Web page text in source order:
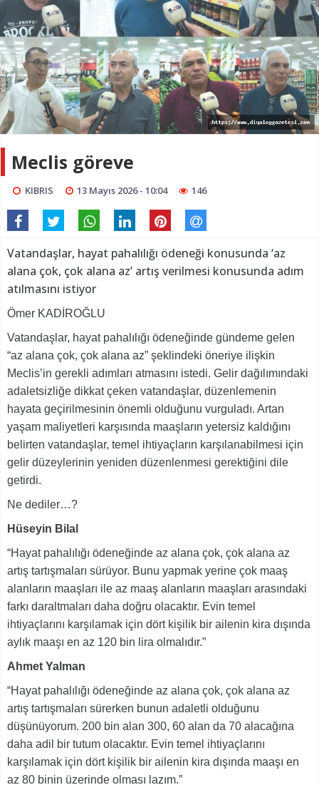
Meclis göreve
KIBRIS 13 Mayıs 2026 - 10:04 146
Vatandaşlar, hayat pahalılığı ödeneği konusunda ‘az
alana çok, çok alana az’ artış verilmesi konusunda adım
atılmasını istiyor
Ömer KADİROĞLU
Vatandaşlar, hayat pahalılığı ödeneğinde gündeme gelen
“az alana çok, çok alana az” şeklindeki öneriye ilişkin
Meclis’in gerekli adımları atmasını istedi. Gelir dağılımındaki
adaletsizliğe dikkat çeken vatandaşlar, düzenlemenin
hayata geçirilmesinin önemli olduğunu vurguladı. Artan
yaşam maliyetleri karşısında maaşların yetersiz kaldığını
belirten vatandaşlar, temel ihtiyaçların karşılanabilmesi için
gelir düzeylerinin yeniden düzenlenmesi gerektiğini dile
getirdi.
Ne dediler…?
Hüseyin Bilal
“Hayat pahalılığı ödeneğinde az alana çok, çok alana az
artış tartışmaları sürüyor. Bunu yapmak yerine çok maaş
alanların maaşları ile az maaş alanların maaşları arasındaki
farkı daraltmaları daha doğru olacaktır. Evin temel
ihtiyaçlarını karşılamak için dört kişilik bir ailenin kira dışında
aylık maaşı en az 120 bin lira olmalıdır.”
Ahmet Yalman
“Hayat pahalılığı ödeneğinde az alana çok, çok alana az
artış tartışmaları sürerken bunun adaletli olduğunu
düşünüyorum. 200 bin alan 300, 60 alan da 70 alacağına
daha adil bir tutum olacaktır. Evin temel ihtiyaçlarını
karşılamak için dört kişilik bir ailenin kira dışında maaşı en
az 80 binin üzerinde olması lazım.”